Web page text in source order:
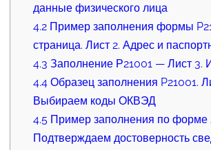
данные физического лица
4.2 Пример заполнения формы
страница. Лист 2. Адрес и
4.3 Заполнение Р21001 — Лист 3.
4.4 Образец заполнения P21001.
Выбираем коды ОКВЭД
4.5 Пример заполнения по форме
Подтверждаем достоверность